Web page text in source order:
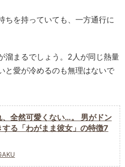
ちを持っていても、一方通行に
溜まるでしょう。2人が同じ熱量
と愛が冷めるのも無理はないで
、全然可愛くない…。 男がドン
する「わがまま彼女」の特徴7